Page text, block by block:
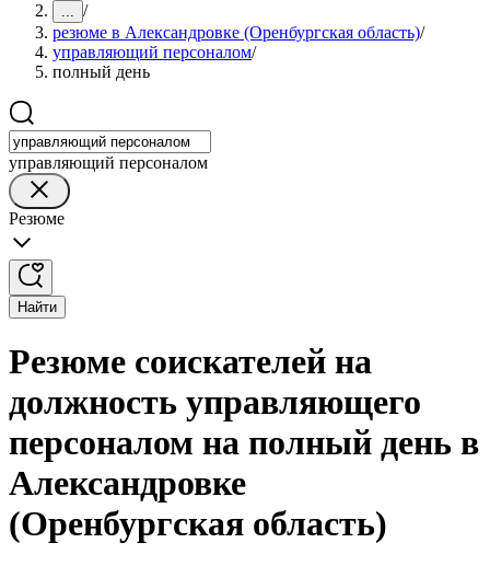
... /
резюме в Александровке (Оренбургская область)/
управляющий персоналом/
полный день
управляющий персоналом
Резюме
Найти
Резюме соискателей на
должность управляющего
персоналом на полный день в
Александровке
(Оренбургская область)